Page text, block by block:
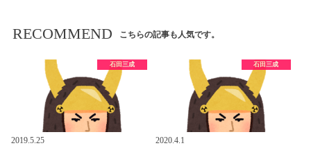
RECOMMEND こちらの記事も人気です。
石田三成
2019.5.25
石田三成
2020.4.1